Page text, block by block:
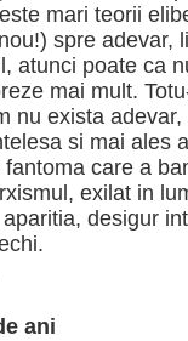
mari teorii
spre adevar,
atunci poate ca
mai mult.
nu exista
si mai ales
care a
exilat in
desigur
ani